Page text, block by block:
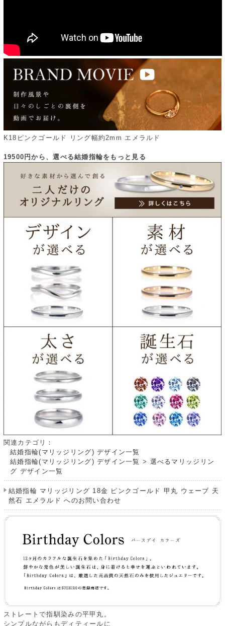
K18ピンクゴールド リング幅約2mm エメラルド
19500円から、選べる結婚指輪をもっと見る
関連カテゴリ：
結婚指輪(マリッジリング) デザイン一覧
結婚指輪(マリッジリング) デザイン一覧 > 選べるマリッジリン
グ デザイン一覧
結婚指輪 マリッジリング 18金 ピンクゴールド 甲丸 ウェーブ 天
然石 エメラルド へのお問い合わせ
ストレートで指馴染みの平甲丸。
シンプルながらもディティールに